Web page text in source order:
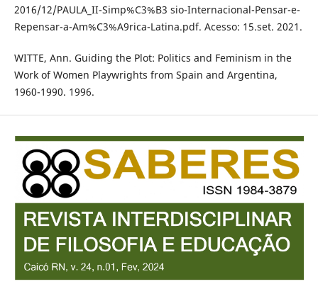
2016/12/PAULA_II-Simp%C3%B3 sio-Internacional-Pensar-e-
Repensar-a-Am%C3%A9rica-Latina.pdf. Acesso: 15.set. 2021.
WITTE, Ann. Guiding the Plot: Politics and Feminism in the
Work of Women Playwrights from Spain and Argentina,
1960-1990. 1996.